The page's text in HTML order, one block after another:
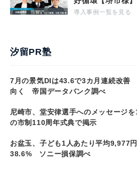
導入事例一覧を見る
汐留PR塾
7月の景気DIは43.6で3カ月連続改善
向く 帝国データバンク調べ
尼崎市、堂安律選手へのメッセージ
の市制110周年式典で掲示
お盆玉、子ども1人あたり平均9,977
38.6% ソニー損保調べ